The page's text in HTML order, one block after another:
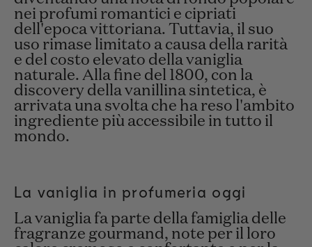
nei profumi romantici e cipriati
dell'epoca vittoriana. Tuttavia, il suo
uso rimase limitato a causa della rarità
e del costo elevato della vaniglia
naturale. Alla fine del 1800, con la
discovery della vanillina sintetica, è
arrivata una svolta che ha reso l'ambito
ingrediente più accessibile in tutto il
mondo.
La vaniglia in profumeria oggi
La vaniglia fa parte della famiglia delle
fragranze gourmand, note per il loro